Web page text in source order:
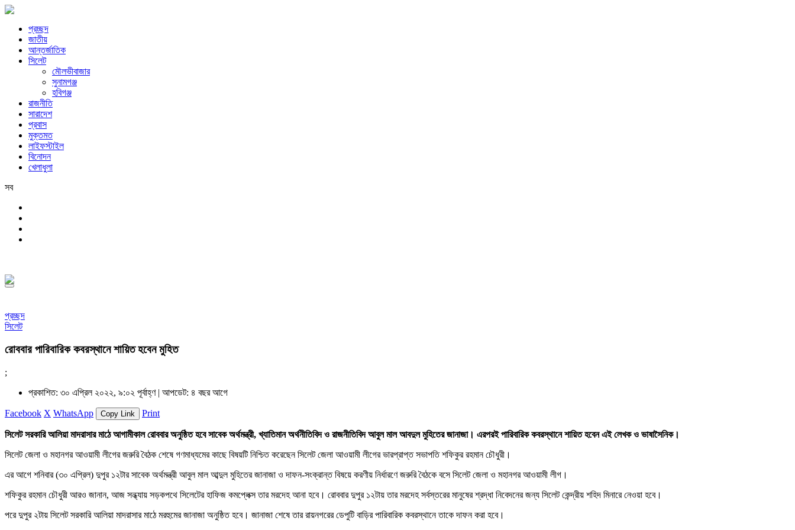
প্রচ্ছদ
জাতীয়
আন্তর্জাতিক
সিলেট
মৌলভীবাজার
সুনামগঞ্জ
হবিগঞ্জ
রাজনীতি
সারাদেশ
প্রবাস
মুক্তমত
লাইফস্টাইল
বিনোদন
খেলাধুলা
সব
প্রচ্ছদ
সিলেট
রোববার পারিবারিক কবরস্থানে শায়িত হবেন মুহিত
;
প্রকাশিত: ৩০ এপ্রিল ২০২২, ৯:০২ পূর্বাহ্ণ | আপডেট: ৪ বছর আগে
Facebook X WhatsApp Copy Link Print
সিলেট সরকারি আলিয়া মাদরাসার মাঠে আগামীকাল রোববার অনুষ্ঠিত হবে সাবেক অর্থমন্ত্রী, খ্যাতিমান অর্থনীতিবিদ ও রাজনীতিবিদ আবুল মাল আবদুল মুহিতের জানাজা। এরপরই পারিবারিক কবরস্থানে শায়িত হবেন এই লেখক ও ভাষাসৈনিক।
সিলেট জেলা ও মহানগর আওয়ামী লীগের জরুরি বৈঠক শেষে গণমাধ্যমের কাছে বিষয়টি নিশ্চিত করেছেন সিলেট জেলা আওয়ামী লীগের ভারপ্রাপ্ত সভাপতি শফিকুর রহমান চৌধুরী।
এর আগে শনিবার (৩০ এপ্রিল) দুপুর ১২টার সাবেক অর্থমন্ত্রী আবুল মাল আব্দুল মুহিতের জানাজা ও দাফন-সংক্রান্ত বিষয়ে করণীয় নির্ধারণে জরুরি বৈঠকে বসে সিলেট জেলা ও মহানগর আওয়ামী লীগ।
শফিকুর রহমান চৌধুরী আরও জানান, আজ সন্ধ্যায় সড়কপথে সিলেটের হাফিজ কমপ্লেক্স তার মরদেহ আনা হবে। রোববার দুপুর ১২টায় তার মরদেহ সর্বস্তরের মানুষের শ্রদ্ধা নিবেদনের জন্য সিলেট কেন্দ্রীয় শহিদ মিনারে নেওয়া হবে।
পরে দুপুর ২টায় সিলেট সরকারি আলিয়া মাদরাসার মাঠে মরহুমের জানাজা অনুষ্ঠিত হবে। জানাজা শেষে তার রায়নগরের ডেপুটি বাড়ির পারিবারিক কবরস্থানে তাকে দাফন করা হবে।